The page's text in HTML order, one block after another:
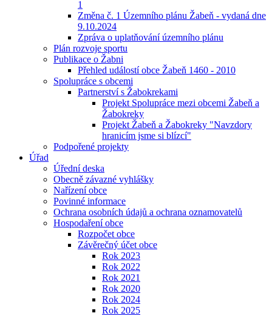
1
Změna č. 1 Územního plánu Žabeň - vydaná dne
9.10.2024
Zpráva o uplatňování územního plánu
Plán rozvoje sportu
Publikace o Žabni
Přehled událostí obce Žabeň 1460 - 2010
Spolupráce s obcemi
Partnerství s Žabokrekami
Projekt Spolupráce mezi obcemi Žabeň a
Žabokreky
Projekt Žabeň a Žabokreky "Navzdory
hranicím jsme si blízcí"
Podpořené projekty
Úřad
Úřední deska
Obecně závazné vyhlášky
Nařízení obce
Povinné informace
Ochrana osobních údajů a ochrana oznamovatelů
Hospodaření obce
Rozpočet obce
Závěrečný účet obce
Rok 2023
Rok 2022
Rok 2021
Rok 2020
Rok 2024
Rok 2025